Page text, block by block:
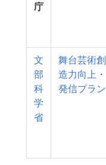
庁
文
部
科
学
省
舞台芸術創
造力向上・
発信プラン